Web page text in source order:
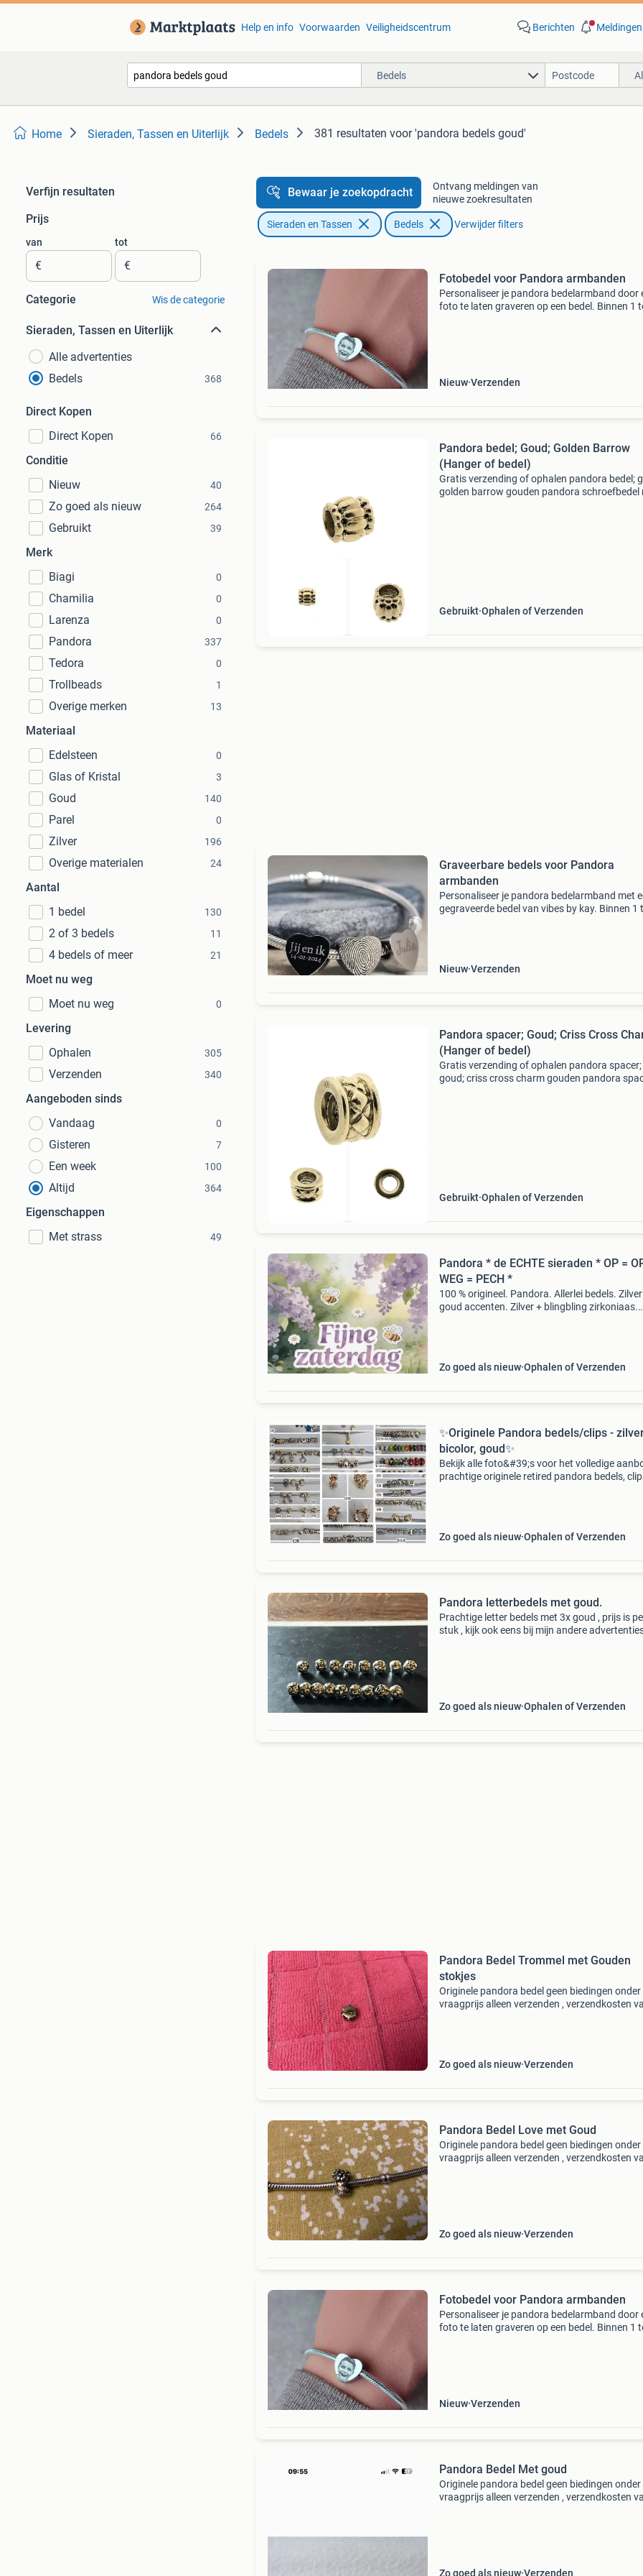
Help en info Voorwaarden Veiligheidscentrum Berichten Meldingen
Bedels
Home Sieraden, Tassen en Uiterlijk Bedels 381 resultaten voor 'pandora bedels goud'
Verfijn resultaten
Prijs
van
€
tot
€
Categorie Wis de categorie
Sieraden, Tassen en Uiterlijk
Alle advertenties
Bedels
368
Direct Kopen
Direct Kopen
66
Conditie
Nieuw
40
Zo goed als nieuw 264
Gebruikt 39
Merk
Biagi
0
Chamilia 0
Larenza 0
Pandora 337
Tedora 0
Trollbeads 1
Overige merken 13
Materiaal
Edelsteen
0
Glas of Kristal 3
Goud 140
Parel 0
Zilver 196
Overige materialen 24
Aantal
1 bedel
130
2 of 3 bedels 11
4 bedels of meer 21
Moet nu weg
Moet nu weg
0
Levering
Ophalen
305
Verzenden 340
Aangeboden sinds
Vandaag
0
Gisteren 7
Een week 100
Altijd 364
Eigenschappen
Met strass
49
Bewaar je zoekopdracht
Ontvang meldingen van
nieuwe zoekresultaten
Sieraden en Tassen Bedels Verwijder filters
Fotobedel voor Pandora armbanden
Personaliseer je pandora bedelarmband door
foto te laten graveren op een bedel. Binnen 1
Nieuw Verzenden
Pandora bedel; Goud; Golden Barrow
(Hanger of bedel)
Gratis verzending of ophalen pandora bedel;
golden barrow gouden pandora schroefbedel
Gebruikt Ophalen of Verzenden
Graveerbare bedels voor Pandora
armbanden
Personaliseer je pandora bedelarmband met
gegraveerde bedel van vibes by kay. Binnen 1
Nieuw Verzenden
Pandora spacer; Goud; Criss Cross
(Hanger of bedel)
Gratis verzending of ophalen pandora spacer;
goud; criss cross charm gouden pandora
Gebruikt Ophalen of Verzenden
Pandora * de ECHTE sieraden * OP =
WEG = PECH *
100 % origineel. Pandora. Allerlei bedels.
goud accenten. Zilver + blingbling zirkoniaas.
Zo goed als nieuw Ophalen of Verzenden
✨Originele Pandora bedels/clips -
bicolor, goud✨
Bekijk alle foto&#39;s voor het volledige
prachtige originele retired pandora bedels,
Zo goed als nieuw Ophalen of Verzenden
Pandora letterbedels met goud.
Prachtige letter bedels met 3x goud , prijs is
stuk , kijk ook eens bij mijn andere
Zo goed als nieuw Ophalen of Verzenden
Pandora Bedel Trommel met Gouden
stokjes
Originele pandora bedel geen biedingen onder
vraagprijs alleen verzenden , verzendkosten
Zo goed als nieuw Verzenden
Pandora Bedel Love met Goud
Originele pandora bedel geen biedingen onder
vraagprijs alleen verzenden , verzendkosten
Zo goed als nieuw Verzenden
Fotobedel voor Pandora armbanden
Personaliseer je pandora bedelarmband door
foto te laten graveren op een bedel. Binnen 1
Nieuw Verzenden
Pandora Bedel Met goud
Originele pandora bedel geen biedingen onder
vraagprijs alleen verzenden , verzendkosten
Zo goed als nieuw Verzenden